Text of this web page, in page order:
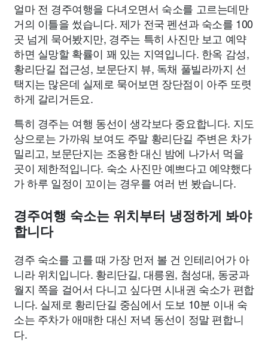
얼마 전 경주여행을 다녀오면서 숙소를 고르는데만
거의 이틀을 썼습니다. 제가 전국 펜션과 숙소를 100
곳 넘게 묵어봤지만, 경주는 특히 사진만 보고 예약
하면 실망할 확률이 꽤 있는 지역입니다. 한옥 감성,
황리단길 접근성, 보문단지 뷰, 독채 풀빌라까지 선
택지는 많은데 실제로 묵어보면 장단점이 아주 또렷
하게 갈리거든요.
특히 경주는 여행 동선이 생각보다 중요합니다. 지도
상으로는 가까워 보여도 주말 황리단길 주변은 차가
밀리고, 보문단지는 조용한 대신 밤에 나가서 먹을
곳이 제한적입니다. 숙소 사진만 예쁘다고 예약했다
가 하루 일정이 꼬이는 경우를 여러 번 봤습니다.
경주여행 숙소는 위치부터 냉정하게 봐야
합니다
경주 숙소를 고를 때 가장 먼저 볼 건 인테리어가 아
니라 위치입니다. 황리단길, 대릉원, 첨성대, 동궁과
월지 쪽을 걸어서 다니고 싶다면 시내권 숙소가 편합
니다. 실제로 황리단길 중심에서 도보 10분 이내 숙
소는 주차가 애매한 대신 저녁 동선이 정말 편합니
다.